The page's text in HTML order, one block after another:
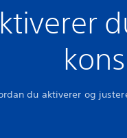
du aktiverer og